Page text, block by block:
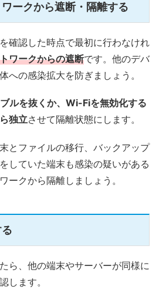
ークから遮断・隔離する
確認した時点で最初に行わなけれ
ワークからの遮断です。他のデバ
への感染拡大を防ぎましょう。
ルを抜くか、Wi-Fiを無効化する
独立させて隔離状態にします。
とファイルの移行、バックアップ
していた端末も感染の疑いがある
ークから隔離しましょう。
ら、他の端末やサーバーが同様に
します。